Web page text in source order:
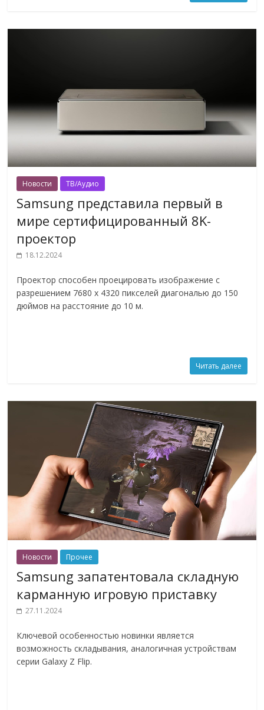
Новости ТВ/Аудио
Samsung представила первый в
мире сертифицированный 8K-
проектор
18.12.2024
Проектор способен проецировать изображение с
разрешением 7680 x 4320 пикселей диагональю до 150
дюймов на расстояние до 10 м.
Читать далее
Новости Прочее
Samsung запатентовала складную
карманную игровую приставку
27.11.2024
Ключевой особенностью новинки является
возможность складывания, аналогичная устройствам
серии Galaxy Z Flip.